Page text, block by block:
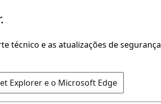
técnico e as atualizações de segurança
Explorer e o Microsoft Edge